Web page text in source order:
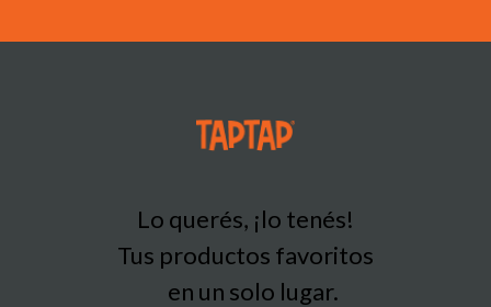
Lo querés, ¡lo tenés!
Tus productos favoritos
en un solo lugar.